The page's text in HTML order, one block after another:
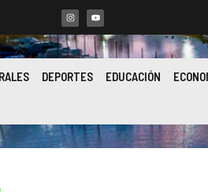
DEPORTES EDUCACIÓN